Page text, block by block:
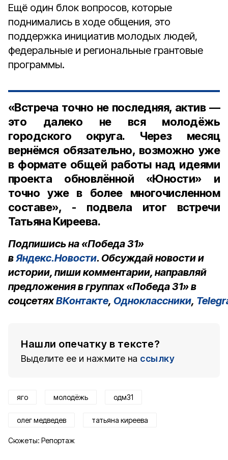
Ещё один блок вопросов, которые
поднимались в ходе общения, это
поддержка инициатив молодых людей,
федеральные и региональные грантовые
программы.
«Встреча точно не последняя, актив —
это далеко не вся молодёжь
городского округа. Через месяц
вернёмся обязательно, возможно уже
в формате общей работы над идеями
проекта обновлённой «Юности» и
точно уже в более многочисленном
составе», - подвела итог встречи
Татьяна Киреева.
Подпишись на «Победа 31»
вЯндекс.Новости. Обсуждай новости и
истории, пиши комментарии, направляй
предложения в группах «Победа 31» в
соцсетяхВКонтакте, Одноклассники,
Нашли опечатку в тексте?
Выделите ее и нажмите на ссылку
яго молодёжь одм31
олег медведев татьяна киреева
Сюжеты: Репортаж